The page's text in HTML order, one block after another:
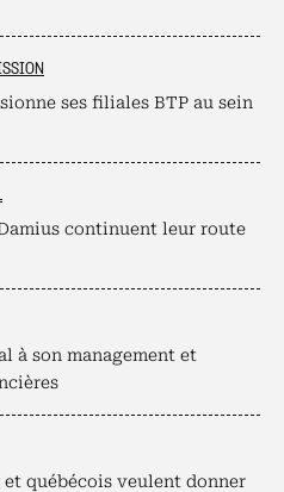
ses filiales BTP au sein
continuent leur route
à son management et
québécois veulent donner